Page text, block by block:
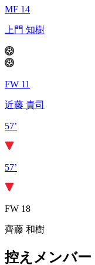
MF 14
上門 知樹
FW 11
近藤 貴司
57’
57’
FW 18
齊藤 和樹
控えメンバー